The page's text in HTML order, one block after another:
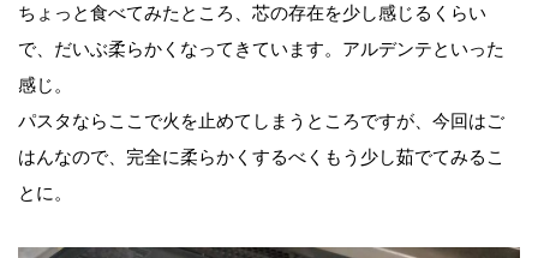
ちょっと食べてみたところ、芯の存在を少し感じるくらい
で、だいぶ柔らかくなってきています。アルデンテといった
感じ。
パスタならここで火を止めてしまうところですが、今回はご
はんなので、完全に柔らかくするべくもう少し茹でてみるこ
とに。